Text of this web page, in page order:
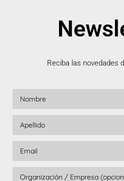
Reciba las novedades